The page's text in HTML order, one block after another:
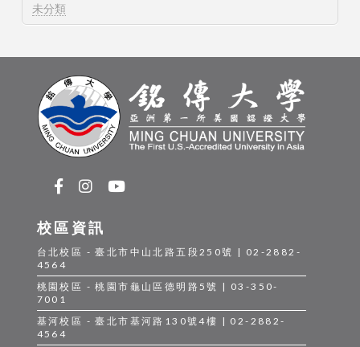
未分類
校區資訊
台北校區 - 臺北市中山北路五段250號 | 02-2882-
4564
桃園校區 - 桃園市龜山區德明路5號 | 03-350-
7001
基河校區 - 臺北市基河路130號4樓 | 02-2882-
4564